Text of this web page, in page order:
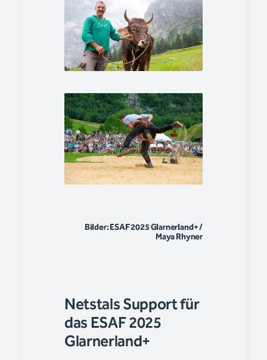
Bilder: ESAF 2025 Glarnerland+ /
Maya Rhyner
Netstals Support für
das ESAF 2025
Glarnerland+